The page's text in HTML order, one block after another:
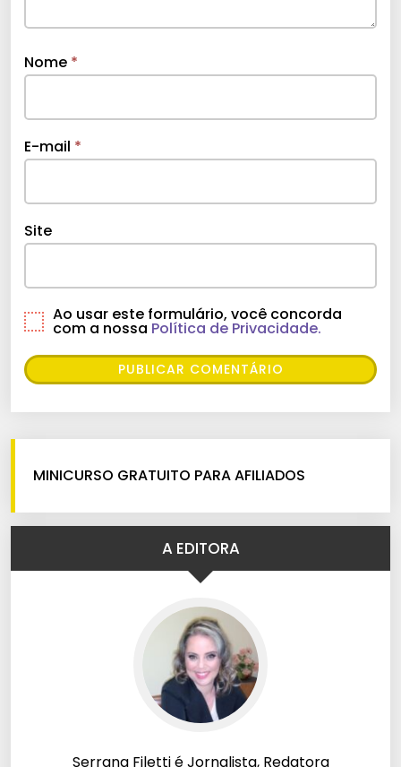
Nome *
E-mail *
Site
Ao usar este formulário, você concorda
com a nossa Política de Privacidade.
MINICURSO GRATUITO PARA AFILIADOS
A EDITORA
Serrana Filetti é Jornalista, Redatora